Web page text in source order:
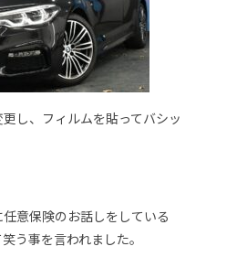
し、フィルムを貼ってバシッ
意保険のお話しをしている
う事を言われました。